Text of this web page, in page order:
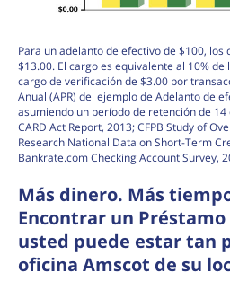
Para un adelanto de efectivo de $100, los
$13.00. El cargo es equivalente al 10%
cargo de verificación de $3.00 por
Anual (APR) del ejemplo de Adelanto de
asumiendo un período de retención de 14
CARD Act Report, 2013; CFPB Study of
Research National Data on Short-Term
Bankrate.com Checking Account Survey,
Más dinero. Más
Encontrar un Préstamo
usted puede estar tan
oficina Amscot de su